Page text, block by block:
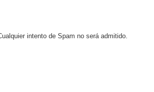
intento de Spam no será admitido.